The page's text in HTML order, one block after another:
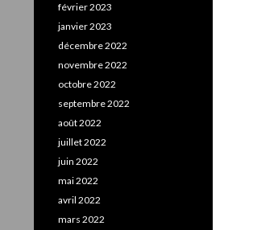
février 2023
janvier 2023
décembre 2022
novembre 2022
octobre 2022
septembre 2022
août 2022
juillet 2022
juin 2022
mai 2022
avril 2022
mars 2022